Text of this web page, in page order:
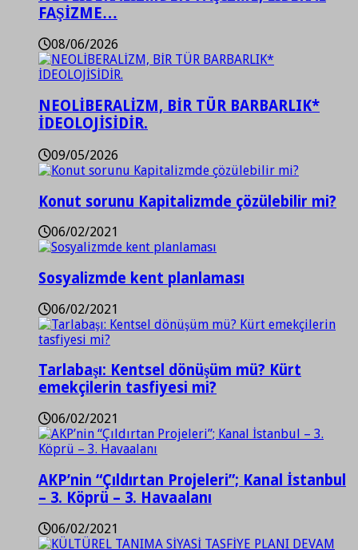
FAŞİZME…
08/06/2026
NEOLİBERALİZM, BİR TÜR BARBARLIK*
İDEOLOJİSİDİR.
09/05/2026
Konut sorunu Kapitalizmde çözülebilir mi?
06/02/2021
Sosyalizmde kent planlaması
06/02/2021
Tarlabaşı: Kentsel dönüşüm mü? Kürt
emekçilerin tasfiyesi mi?
06/02/2021
AKP’nin “Çıldırtan Projeleri”; Kanal İstanbul
– 3. Köprü – 3. Havaalanı
06/02/2021